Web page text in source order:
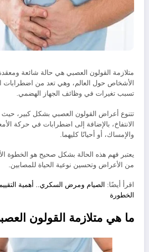
متلازمة القولون العصبي هي حالة شائعة
الأشخاص حول العالم، وهي تعد من اضطرابات
تسبب تغيرات في وظائف الجهاز الهضمي.
تتنوع أعراض القولون العصبي بشكل كبير،
الانتفاخ، بالإضافة إلى اضطرابات في حركة
والإمساك، أو أحيانًا كليهما.
يعتبر فهم هذه الحالة بشكل صحيح هو الخطوة
من الأعراض وتحسين نوعية الحياة للمصابين.
اقرأ أيضًا: الصيام ومرض السكري.. أهمية
الخطورة
ما هي متلازمة القولون